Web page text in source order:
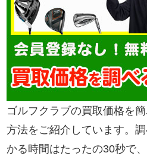
ゴルフクラブの買取価格を
方法をご紹介しています。
かる時間はたったの30秒で